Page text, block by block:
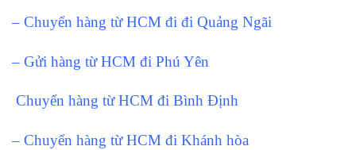
– Chuyển hàng từ HCM đi đi Quảng Ngãi
– Gửi hàng từ HCM đi Phú Yên
Chuyển hàng từ HCM đi Bình Định
– Chuyển hàng từ HCM đi Khánh hòa